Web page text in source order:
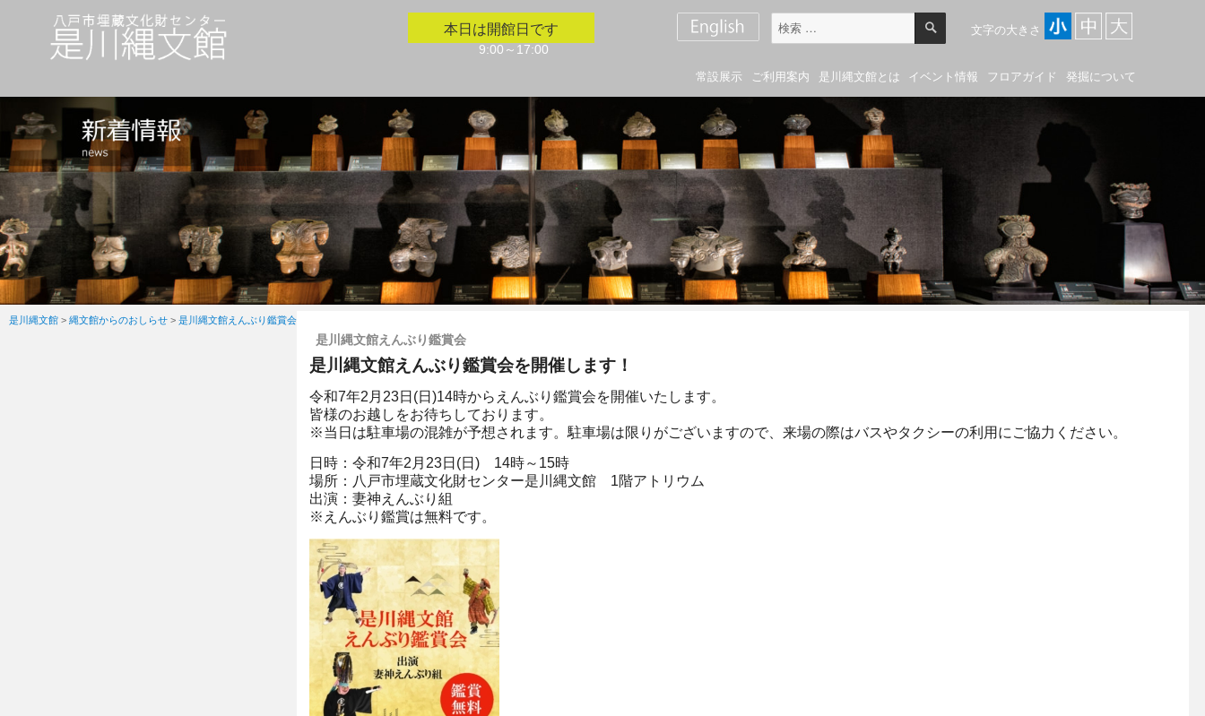
文字の大きさ
検
索
象:
検
本日は開館日です
9:00～17:00
発掘について
フロアガイド
イベント情報
是川縄文館とは
ご利用案内
常設展示
是川縄文館 > 縄文館からのおしらせ > 是川縄文館えんぶり鑑賞会
是川縄文館えんぶり鑑賞会
是川縄文館えんぶり鑑賞会を開催します！
令和7年2月23日(日)14時からえんぶり鑑賞会を開催いたします。
皆様のお越しをお待ちしております。
※当日は駐車場の混雑が予想されます。駐車場は限りがございますので、来場の際はバスやタクシーの利用にご協力ください。
日時：令和7年2月23日(日) 14時～15時
場所：八戸市埋蔵文化財センター是川縄文館 1階アトリウム
出演：妻神えんぶり組
※えんぶり鑑賞は無料です。